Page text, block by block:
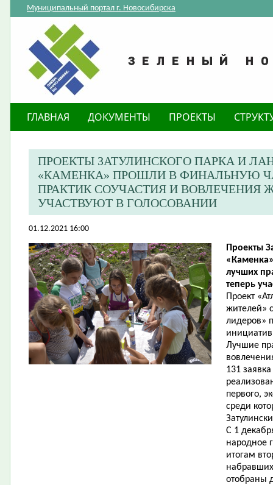
Муниципальный портал г. Новосибирска
ГЛАВНАЯ ДОКУМЕНТЫ ПРОЕКТЫ
ПРОЕКТЫ ЗАТУЛИНСКОГО ПАРКА И
«КАМЕНКА» ПРОШЛИ В ФИНАЛЬНУЮ
ПРАКТИК СОУЧАСТИЯ И ВОВЛЕЧЕНИЯ
УЧАСТВУЮТ В ГОЛОСОВАНИИ
01.12.2021 16:00
Проекты
лучших
теперь
Проект
жителей»
лидеров»
Лучшие
131
первого,
среди
С 1
народное
итогам
отобраны